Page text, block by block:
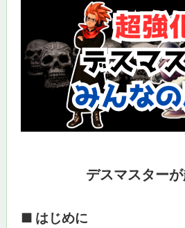
デスマスター
■ はじめに